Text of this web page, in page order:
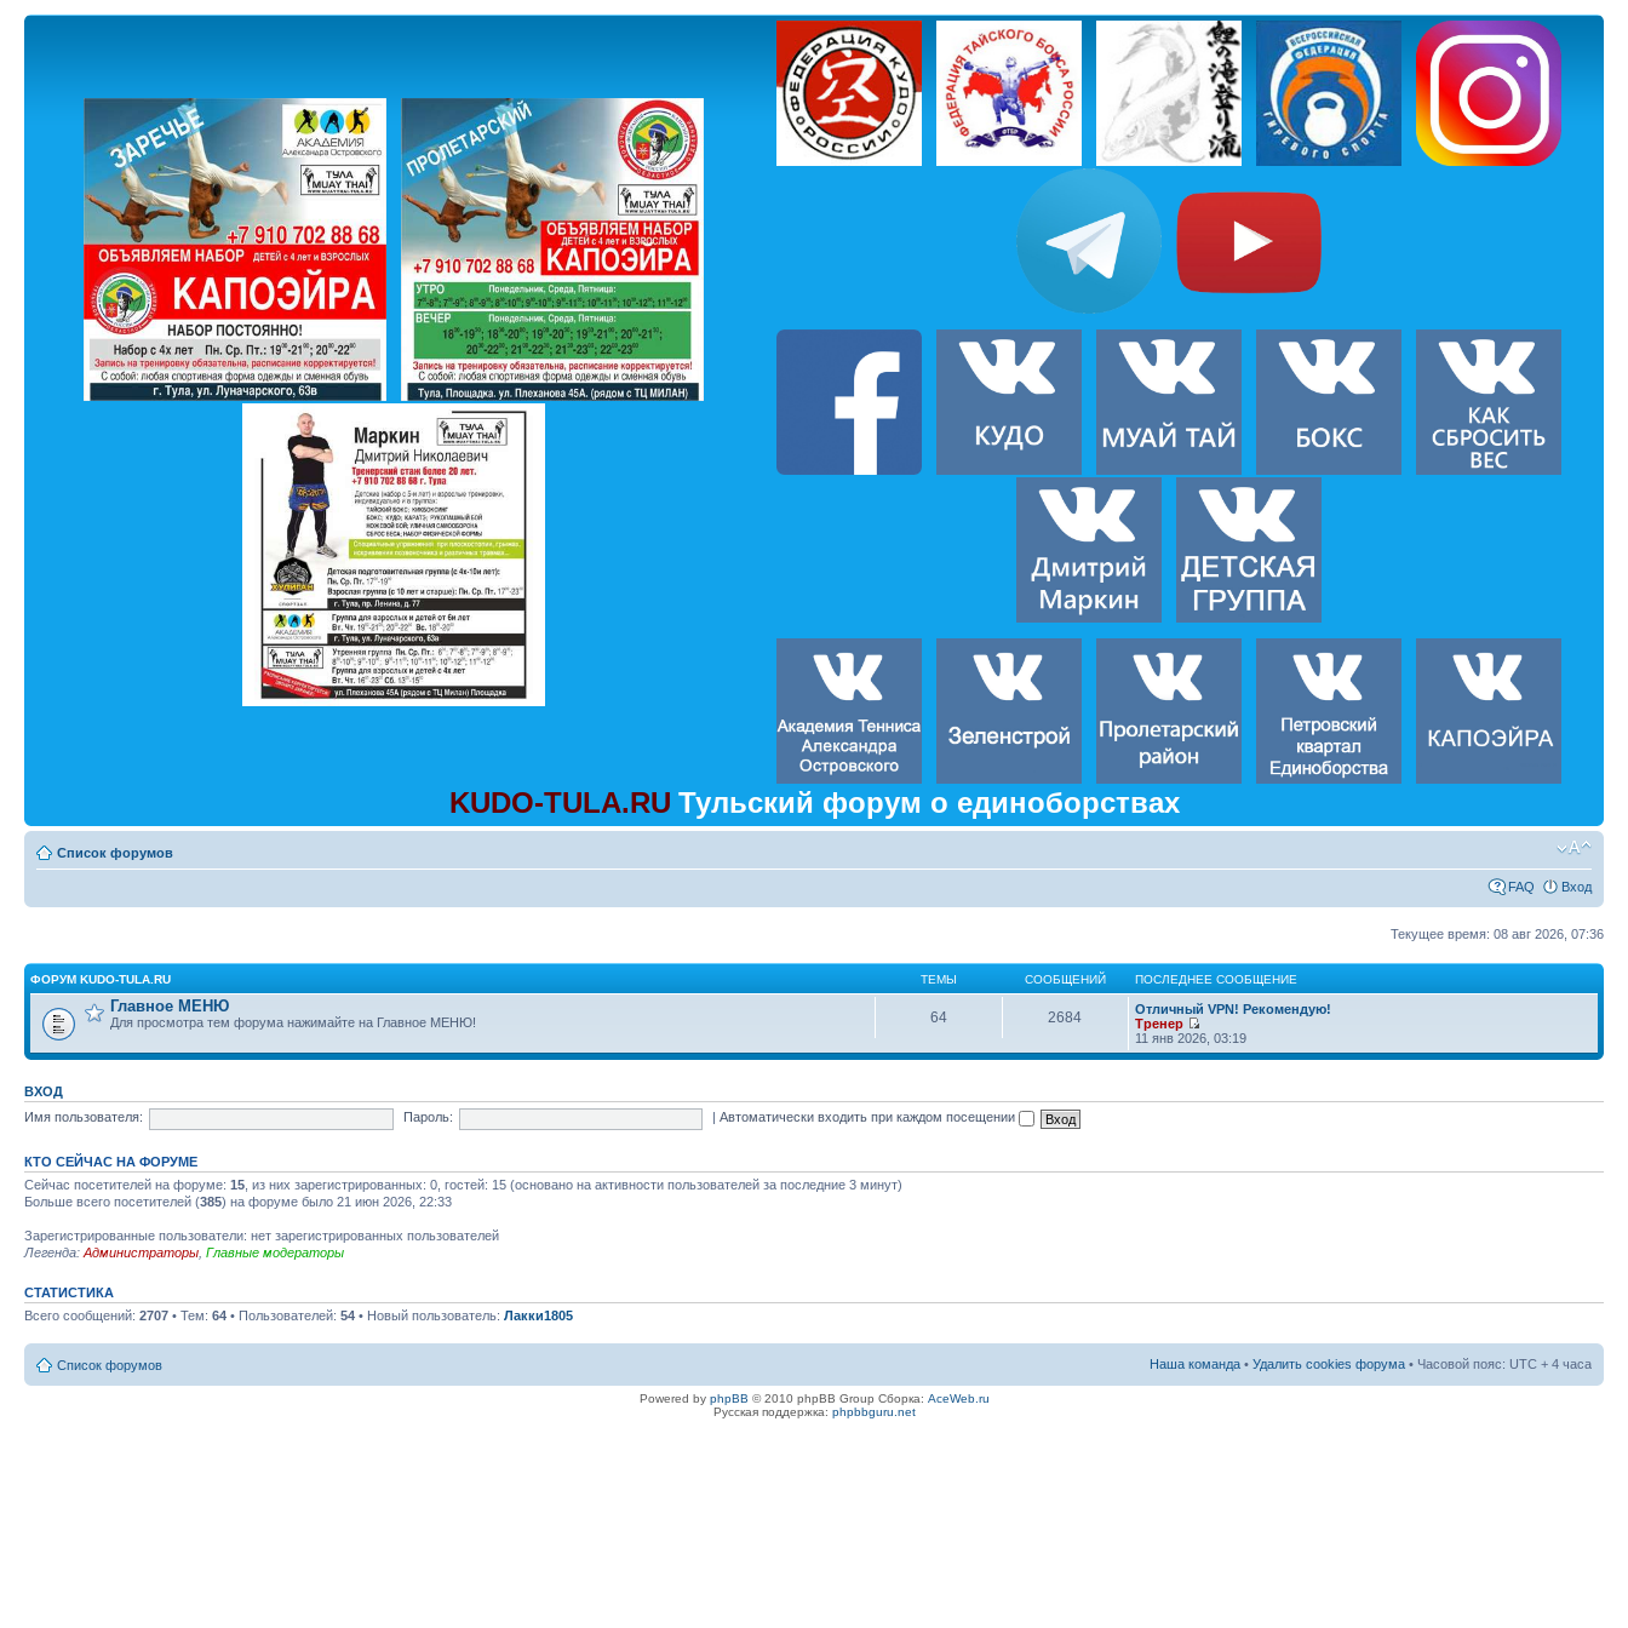
KUDO-TULA.RU Тульский форум о единоборствах
Список форумов
FAQ Вход
Текущее время: 08 авг 2026, 07:36
ФОРУМ KUDO-TULA.RU ТЕМЫ СООБЩЕНИЙ ПОСЛЕДНЕЕ СООБЩЕНИЕ
Главное МЕНЮ
Для просмотра тем форума нажимайте на Главное МЕНЮ! 64 2684
Отличный VPN! Рекомендую!
Тренер
11 янв 2026, 03:19
ВХОД
Имя пользователя:
Пароль: |Автоматически входить при каждом посещении
КТО СЕЙЧАС НА ФОРУМЕ
Сейчас посетителей на форуме: 15 , из них зарегистрированных: 0, гостей: 15 (основано на активности пользователей за последние 3 минут)
Больше всего посетителей (385) на форуме было 21 июн 2026, 22:33
Зарегистрированные пользователи: нет зарегистрированных пользователей
Легенда: Администраторы Главные модераторы
СТАТИСТИКА
Всего сообщений: 2707 • Тем: 64 • Пользователей: 54 • Новый пользователь: Лакки1805
Список форумов Наша команда • Удалить cookies форума • Часовой пояс: UTC + 4 часа
Powered by phpBB © 2010 phpBB Group Сборка: AceWeb.ru
Русская поддержка: phpbbguru.net